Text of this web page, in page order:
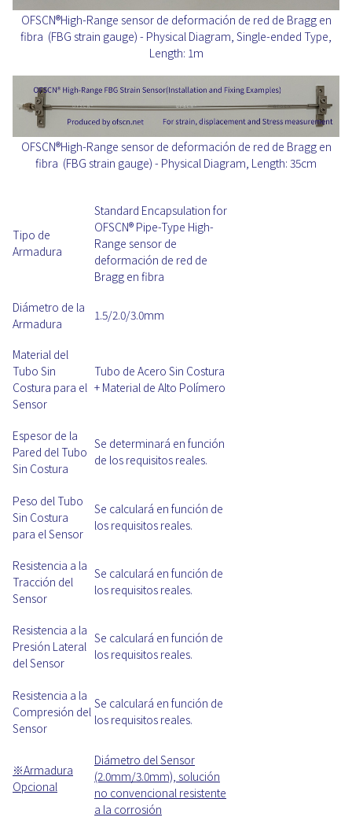
OFSCN®High-Range sensor de deformación de red de Bragg en
fibra (FBG strain gauge) - Physical Diagram, Single-ended Type,
Length: 1m
OFSCN®High-Range sensor de deformación de red de Bragg en
fibra (FBG strain gauge) - Physical Diagram, Length: 35cm
Tipo de
Armadura
Standard Encapsulation for
OFSCN® Pipe-Type High-
Range sensor de
deformación de red de
Bragg en fibra
Diámetro de la
Armadura
1.5/2.0/3.0mm
Material del
Tubo Sin
Costura para el
Sensor
Tubo de Acero Sin Costura
+ Material de Alto Polímero
Espesor de la
Pared del Tubo
Sin Costura
Se determinará en función
de los requisitos reales.
Peso del Tubo
Sin Costura
para el Sensor
Se calculará en función de
los requisitos reales.
Resistencia a la
Tracción del
Sensor
Se calculará en función de
los requisitos reales.
Resistencia a la
Presión Lateral
del Sensor
Se calculará en función de
los requisitos reales.
Resistencia a la
Compresión del
Sensor
Se calculará en función de
los requisitos reales.
※Armadura
Opcional
Diámetro del Sensor
(2.0mm/3.0mm), solución
no convencional resistente
a la corrosión